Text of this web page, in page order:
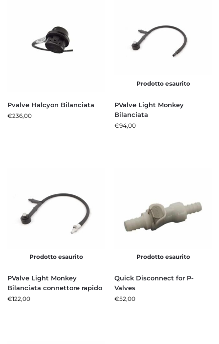
Pvalve Halcyon Bilanciata
€236,00
Prodotto esaurito
PValve Light Monkey
Bilanciata
€94,00
Prodotto esaurito
PValve Light Monkey
Bilanciata connettore rapido
€122,00
Prodotto esaurito
Quick Disconnect for P-
Valves
€52,00